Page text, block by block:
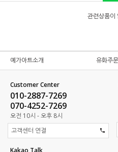
관련상품이
예가아트소개 유화주
Customer Center
010-2887-7269
070-4252-7269
오전 10시 - 오후 8시
고객센터 연결